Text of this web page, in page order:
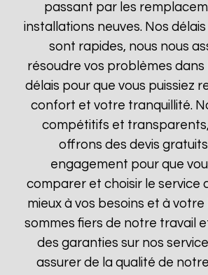
passant par les
installations neuves. Nos
sont rapides, nous nous
résoudre vos problèmes dans
délais pour que vous puissiez
confort et votre tranquillité.
compétitifs et
offrons des devis
engagement pour que
comparer et choisir le service
mieux à vos besoins et à
sommes fiers de notre travail
des garanties sur nos
assurer de la qualité de